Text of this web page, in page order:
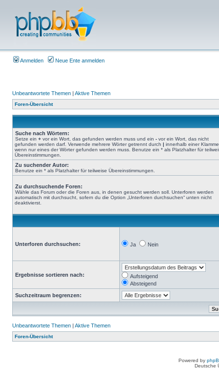
Anmelden Neue Ente anmelden
Unbeantwortete Themen | Aktive Themen
Foren-Übersicht
Suche nach Wörtern:
Setze ein + vor ein Wort, das gefunden werden muss und ein - vor ein Wort, das nicht
gefunden werden darf. Verwende mehrere Wörter getrennt durch | innerhalb einer
wenn nur eines der Wörter gefunden werden muss. Benutze ein * als Platzhalter für
Übereinstimmungen.
Zu suchender Autor:
Benutze ein * als Platzhalter für teilweise Übereinstimmungen.
Zu durchsuchende Foren:
Wähle das Forum oder die Foren aus, in denen gesucht werden soll. Unterforen werden
automatisch mit durchsucht, sofern du die Option „Unterforen durchsuchen“ unten nicht
deaktivierst.
Unterforen durchsuchen: Ja Nein
Ergebnisse sortieren nach:
Aufsteigend
Absteigend
Suchzeitraum begrenzen:
Unbeantwortete Themen | Aktive Themen
Foren-Übersicht
Powered by
Deutsche